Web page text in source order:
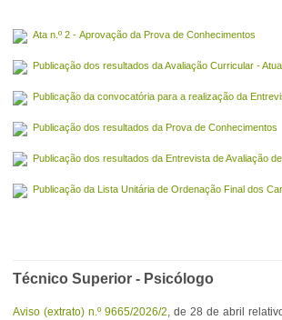
Ata n.º 2 - Aprovação da Prova de Conhecimentos
Publicação dos resultados da Avaliação Curricular -
Publicação da convocatória para a realização da
Publicação dos resultados da Prova de Conhecimentos
Publicação dos resultados da Entrevista de Avaliação
Publicação da Lista Unitária de Ordenação Final dos
Técnico Superior - Psicólogo
Aviso (extrato) n.º 9665/2026/2, de 28 de abril